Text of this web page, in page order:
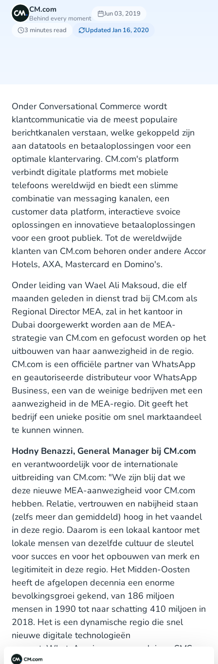
CM.com
Behind every moment
Jun 03, 2019
3 minutes read
Updated Jan 16, 2020
Onder Conversational Commerce wordt
klantcommunicatie via de meest populaire
berichtkanalen verstaan, welke gekoppeld zijn
aan datatools en betaaloplossingen voor een
optimale klantervaring. CM.com's platform
verbindt digitale platforms met mobiele
telefoons wereldwijd en biedt een slimme
combinatie van messaging kanalen, een
customer data platform, interactieve svoice
oplossingen en innovatieve betaaloplossingen
voor een groot publiek. Tot de wereldwijde
klanten van CM.com behoren onder andere Accor
Hotels, AXA, Mastercard en Domino's.
Onder leiding van Wael Ali Maksoud, die elf
maanden geleden in dienst trad bij CM.com als
Regional Director MEA, zal in het kantoor in
Dubai doorgewerkt worden aan de MEA-
strategie van CM.com en gefocust worden op het
uitbouwen van haar aanwezigheid in de regio.
CM.com is een officiële partner van WhatsApp
en geautoriseerde distributeur voor WhatsApp
Business, een van de weinige bedrijven met een
aanwezigheid in de MEA-regio. Dit geeft het
bedrijf een unieke positie om snel marktaandeel
te kunnen winnen.
Hodny Benazzi, General Manager bij CM.com
en verantwoordelijk voor de internationale
uitbreiding van CM.com: "We zijn blij dat we
deze nieuwe MEA-aanwezigheid voor CM.com
hebben. Relatie, vertrouwen en nabijheid staan
(zelfs meer dan gemiddeld) hoog in het vaandel
in deze regio. Daarom is een lokaal kantoor met
lokale mensen van dezelfde cultuur de sleutel
voor succes en voor het opbouwen van merk en
legitimiteit in deze regio. Het Midden-Oosten
heeft de afgelopen decennia een enorme
bevolkingsgroei gekend, van 186 miljoen
mensen in 1990 tot naar schatting 410 miljoen in
2018. Het is een dynamische regio die snel
nieuwe digitale technologieën
omarmt. WhatsApp is er erg populair en SMS
wordt ook veel gebruikt voor zowel